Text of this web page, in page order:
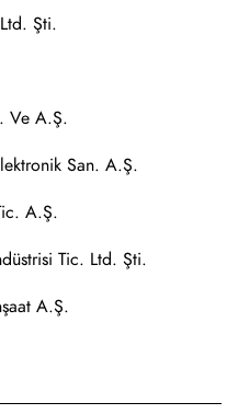
Şti.
Ve A.Ş.
San. A.Ş.
A.Ş.
Tic. Ltd. Şti.
A.Ş.